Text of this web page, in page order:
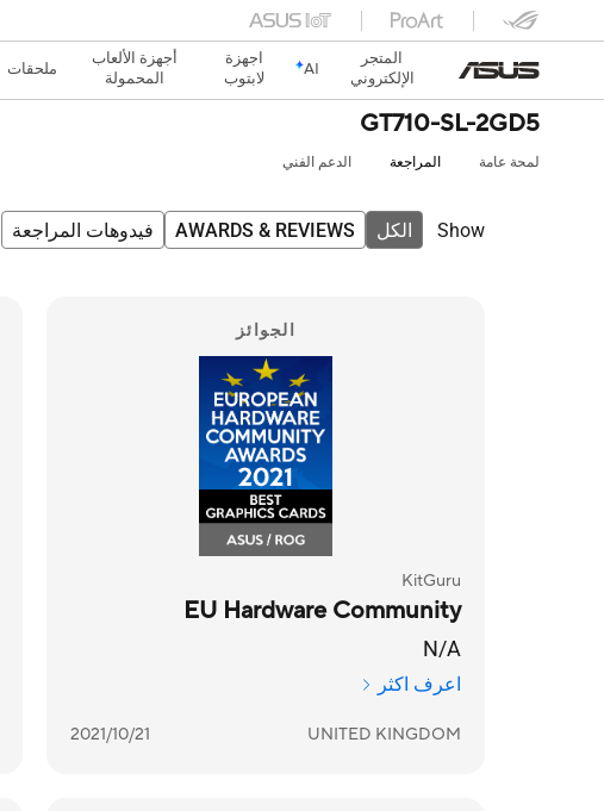
المتجر
الإلكتروني
AI
اجهزة
لابتوب
أجهزة الألعاب
المحمولة
ملحقات
GT710-SL-2GD5
لمحة عامة المراجعة الدعم الفني
Show الكل AWARDS & REVIEWS فيدوهات المراجعة
الجوائز
KitGuru
EU Hardware Community
N/A
اعرف اكثر
UNITED KINGDOM
2021/10/21